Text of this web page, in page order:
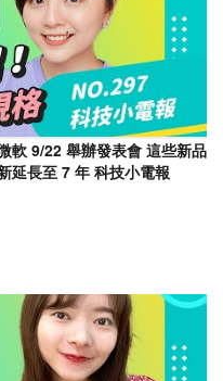
軟 9/22 舉辦發表會 這些新品
延長至 7 年 科技小電報